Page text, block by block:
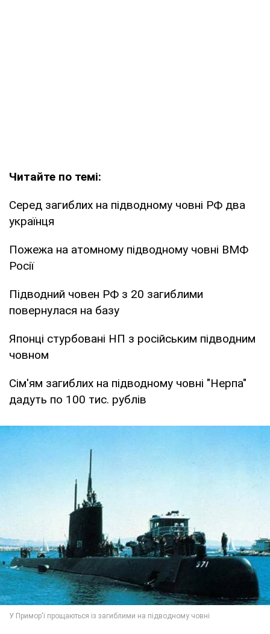
Читайте по темі:
Серед загиблих на підводному човні РФ два
українця
Пожежа на атомному підводному човні ВМФ
Росії
Підводний човен РФ з 20 загиблими
повернулася на базу
Японці стурбовані НП з російським підводним
човном
Сім'ям загиблих на підводному човні "Нерпа"
дадуть по 100 тис. рублів